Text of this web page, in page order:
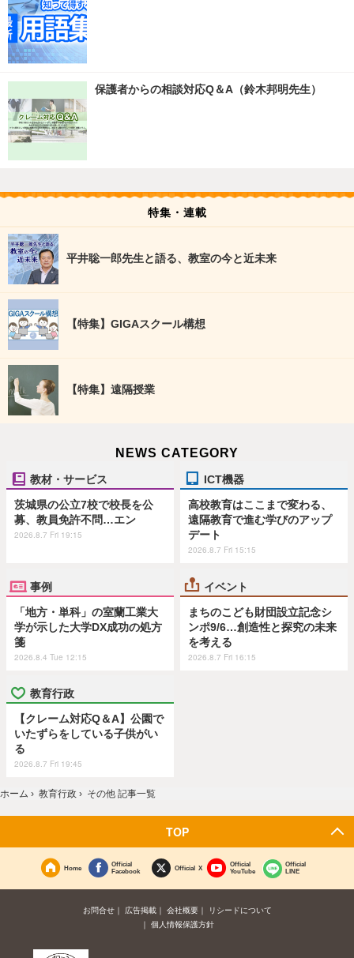
保護者からの相談対応Q＆A（鈴木邦明先生）
特集・連載
平井聡一郎先生と語る、教室の今と近未来
【特集】GIGAスクール構想
【特集】遠隔授業
NEWS CATEGORY
教材・サービス
茨城県の公立7校で校長を公
募、教員免許不問…エン
2026.8.7 Fri 19:15
ICT機器
高校教育はここまで変わる、
遠隔教育で進む学びのアップ
デート
2026.8.7 Fri 15:15
事例
「地方・単科」の室蘭工業大
学が示した大学DX成功の処方
箋
2026.8.4 Tue 12:15
イベント
まちのこども財団設立記念シ
ンポ9/6…創造性と探究の未来
を考える
2026.8.7 Fri 16:15
教育行政
【クレーム対応Q＆A】公園で
いたずらをしている子供がい
る
2026.8.7 Fri 19:45
ホーム › 教育行政 › その他 記事一覧
TOP
Home
Official
Facebook
Official X
Official
YouTube
Official
LINE
お問合せ 広告掲載 会社概要
リシードについて
個人情報保護方針